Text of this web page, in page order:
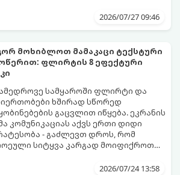
და ფსიქოლოგიური
მოითხოვს.
გახადოთ ეს პროცესი2026/07/27 09:46
მოხიბლოთ მამაკაცი ტექსტური
ფლირტის 8 ეფექტური
სამყაროში ფლირტი და
ხშირად სწორედ
გაცვლით იწყება. ეკრანის
კომუნიკაციას აქვს ერთი დიდი
- გაძლევთ დროს, რომ
სიტყვა კარგად მოიფიქროთ
და მოუთმენლად ელოდოს
2026/07/24 13:58